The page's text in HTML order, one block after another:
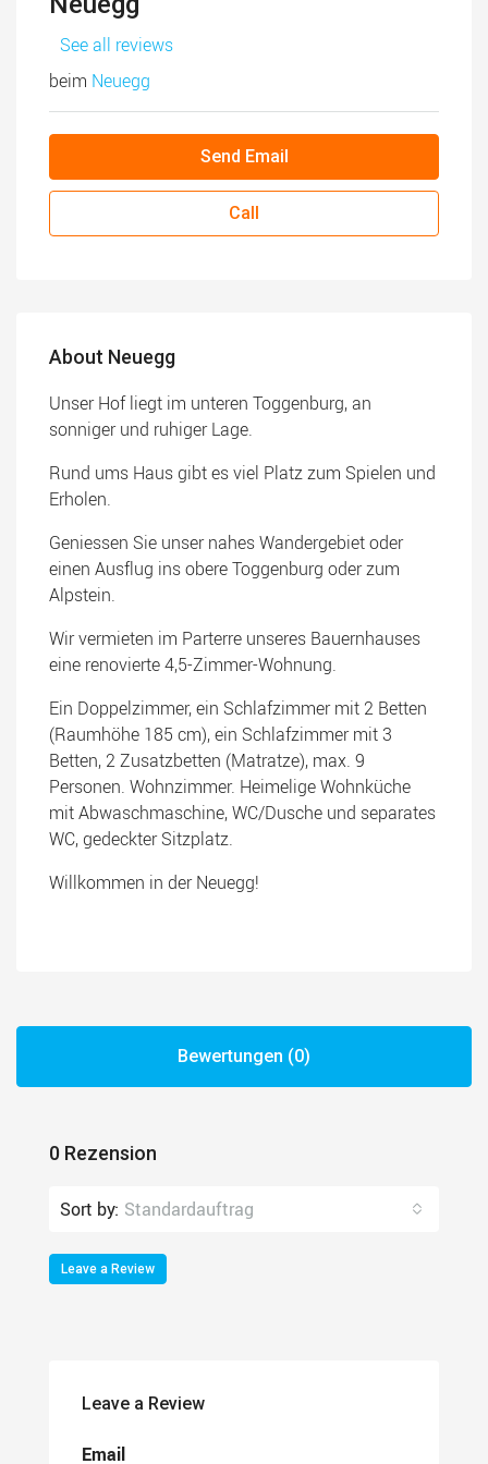
See all reviews
beim Neuegg
Send Email
Call
About Neuegg
Unser Hof liegt im unteren Toggenburg, an
sonniger und ruhiger Lage.
Rund ums Haus gibt es viel Platz zum Spielen und
Erholen.
Geniessen Sie unser nahes Wandergebiet oder
einen Ausflug ins obere Toggenburg oder zum
Alpstein.
Wir vermieten im Parterre unseres Bauernhauses
eine renovierte 4,5-Zimmer-Wohnung.
Ein Doppelzimmer, ein Schlafzimmer mit 2 Betten
(Raumhöhe 185 cm), ein Schlafzimmer mit 3
Betten, 2 Zusatzbetten (Matratze), max. 9
Personen. Wohnzimmer. Heimelige Wohnküche
mit Abwaschmaschine, WC/Dusche und separates
WC, gedeckter Sitzplatz.
Willkommen in der Neuegg!
Bewertungen (0)
0 Rezension
Sort by: Standardauftrag
Leave a Review
Leave a Review
Email